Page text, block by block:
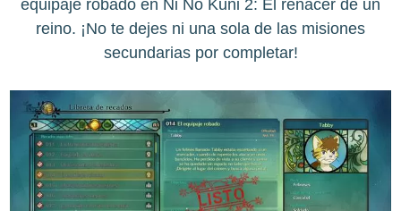
equipaje robado en Ni No Kuni 2: El renacer de un
reino. ¡No te dejes ni una sola de las misiones
secundarias por completar!